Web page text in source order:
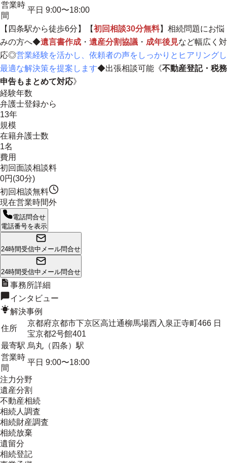
営業時
間
平日 9:00〜18:00
【四条駅から徒歩6分】【初回相談30分無料】相続問題にお悩
みの方へ◆遺言書作成 ・ 遺産分割協議 ・ 成年後見など幅広く対
応◎営業経験を活かし、依頼者の声をしっかりとヒアリングし
最適な解決策を提案します◆出張相談可能《不動産登記・税務
申告もまとめて対応》
経験年数
弁護士登録から
13年
規模
在籍弁護士数
1名
費用
初回面談相談料
0円(30分)
初回相談無料
現在営業時間外
電話問合せ
電話番号を表示
24時間受信中 メール問合せ
24時間受信中 メール問合せ
事務所詳細
インタビュー
解決事例
住所
京都府京都市下京区高辻通柳馬場西入泉正寺町466 日
宝京都2号館401
最寄駅 烏丸（四条）駅
営業時
間
平日 9:00〜18:00
注力分野
遺産分割
不動産相続
相続人調査
相続財産調査
相続放棄
遺留分
相続登記